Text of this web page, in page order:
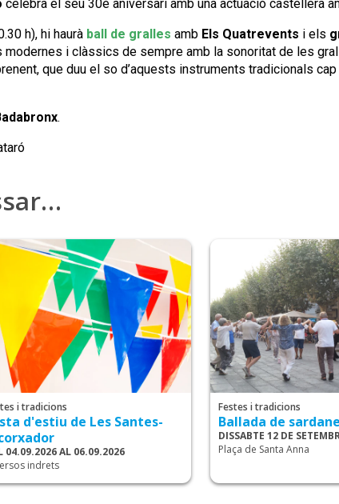
celebra el seu 30è aniversari amb una actuació castellera
h), hi haurà ball de gralles amb Els Quatrevents i els
modernes i clàssics de sempre amb la sonoritat de les
que duu el so d’aquests instruments tradicionals
.
i tradicions
d'estiu de Les Santes-
04.09.2026 AL 06.09.2026
indrets
Festes i tradicions
Ballada de
DISSABTE 12 DE
Plaça de Santa Anna